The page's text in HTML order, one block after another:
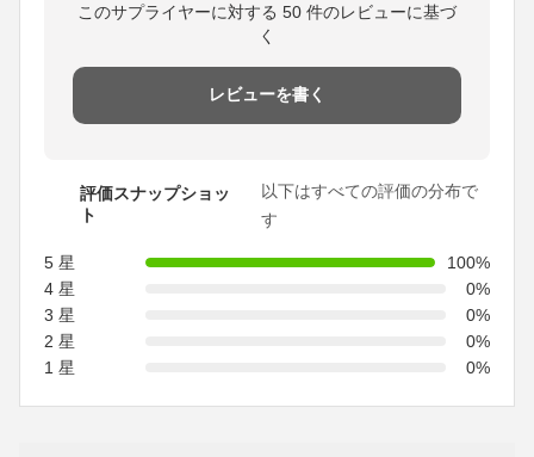
このサプライヤーに対する 50 件のレビューに基づ
く
レビューを書く
評価スナップショッ
ト
以下はすべての評価の分布で
す
5 星
100%
4 星
0%
3 星
0%
2 星
0%
1 星
0%